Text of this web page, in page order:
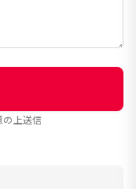
の上送信